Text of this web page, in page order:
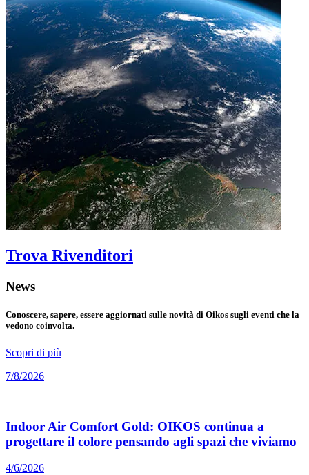
Trova Rivenditori
News
Conoscere, sapere, essere aggiornati sulle novità di Oikos sugli eventi che la
vedono coinvolta.
Scopri di più
7/8/2026
Indoor Air Comfort Gold: OIKOS continua a
progettare il colore pensando agli spazi che viviamo
4/6/2026